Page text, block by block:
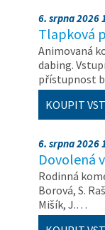
6. srpna 2026
Tlapková
Animovaná
dabing.
přístupnost
KOUPIT
6. srpna 2026
Dovolená
Rodinná
Borová, S.
Mišík, J.…